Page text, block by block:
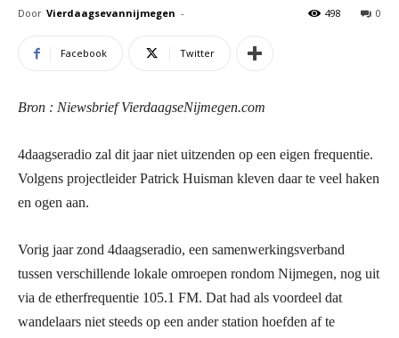
Door Vierdaagsevannijmegen - 0
498
Facebook Twitter
Bron : Niewsbrief VierdaagseNijmegen.com
4daagseradio zal dit jaar niet uitzenden op een eigen frequentie.
Volgens projectleider Patrick Huisman kleven daar te veel haken
en ogen aan.
Vorig jaar zond 4daagseradio, een samenwerkingsverband
tussen verschillende lokale omroe­pen rondom Nijmegen, nog uit
via de etherfrequentie 105.1 FM. Dat had als voordeel dat
wandelaars niet steeds op een ander station hoefden af te